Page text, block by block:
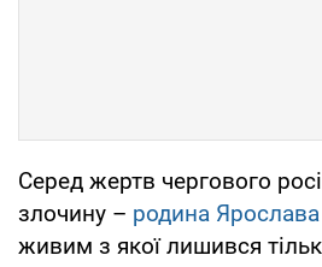
Серед жертв чергового
злочину – родина
живим з якої лишився